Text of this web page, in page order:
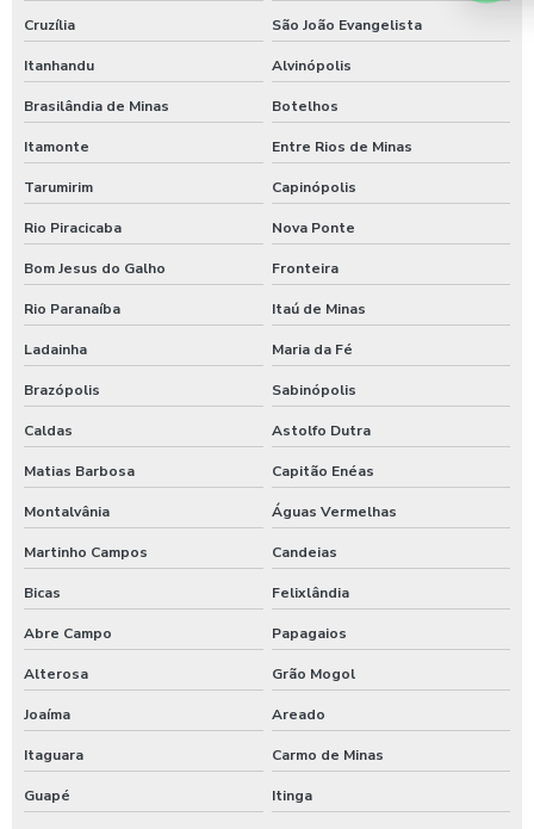
Cruzília São João Evangelista
Itanhandu Alvinópolis
Brasilândia de Minas Botelhos
Itamonte Entre Rios de Minas
Tarumirim Capinópolis
Rio Piracicaba Nova Ponte
Bom Jesus do Galho Fronteira
Rio Paranaíba Itaú de Minas
Ladainha Maria da Fé
Brazópolis Sabinópolis
Caldas Astolfo Dutra
Matias Barbosa Capitão Enéas
Montalvânia Águas Vermelhas
Martinho Campos Candeias
Bicas Felixlândia
Abre Campo Papagaios
Alterosa Grão Mogol
Joaíma Areado
Itaguara Carmo de Minas
Guapé Itinga